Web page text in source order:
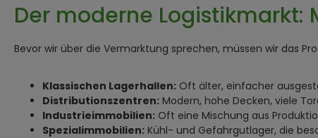
Der moderne Logistikmarkt:
Bevor wir über die Vermarktung sprechen, müssen wir das
Klassischen Lagerhallen: Oft älter, einfacher
Distributionszentren: Modern, hohe Decken, viele
Industrieimmobilien: Oft eine Mischung aus
Spezialimmobilien: Kühl- und Gefahrgutlager, die